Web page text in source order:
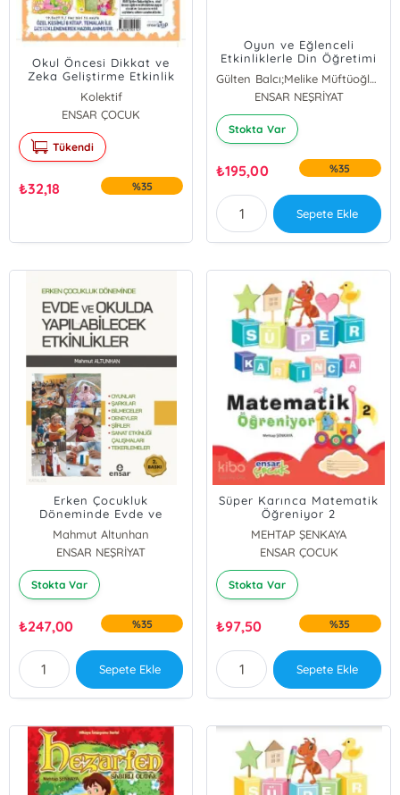
Okul Öncesi Dikkat ve
Zeka Geliştirme Etkinlik
Seti +3
Kolektif
ENSAR ÇOCUK
Tükendi
₺32,18 %35
Oyun ve Eğlenceli
Etkinliklerle Din Öğretimi
4-6 Yaş
Gülten Balcı;Melike Müftüoğlu;Hafize Beyza Bilgi;Rabia Kuruner
ENSAR NEŞRİYAT
Stokta Var
₺195,00 %35
Sepete Ekle
Erken Çocukluk
Döneminde Evde ve
Okulda Yapılabilecek
Etkinlikler
Mahmut Altunhan
ENSAR NEŞRİYAT
Stokta Var
₺247,00 %35
Sepete Ekle
Süper Karınca Matematik
Öğreniyor 2
MEHTAP ŞENKAYA
ENSAR ÇOCUK
Stokta Var
₺97,50 %35
Sepete Ekle